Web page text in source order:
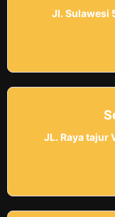
Jl. Sulawesi
JL. Raya tajur